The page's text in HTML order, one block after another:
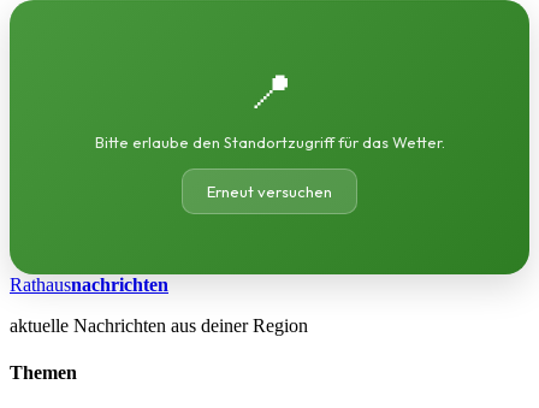
📍
Bitte erlaube den Standortzugriff für das Wetter.
Erneut versuchen
Rathausnachrichten
aktuelle Nachrichten aus deiner Region
Themen